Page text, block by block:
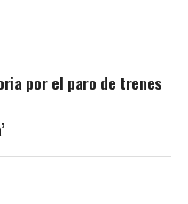
por el paro de trenes